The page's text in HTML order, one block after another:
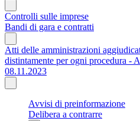
Controlli sulle imprese
Bandi di gara e contratti
Atti delle amministrazioni
distintamente per ogni procedura
08.11.2023
Avvisi di preinformazione
Delibera a contrarre